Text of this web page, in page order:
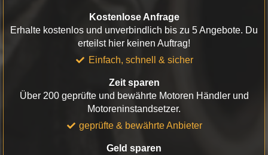
Kostenlose Anfrage
Erhalte kostenlos und unverbindlich bis zu 5 Angebote. Du
erteilst hier keinen Auftrag!
Einfach, schnell & sicher
Zeit sparen
Über 200 geprüfte und bewährte Motoren Händler und
Motoreninstandsetzer.
geprüfte & bewährte Anbieter
Geld sparen